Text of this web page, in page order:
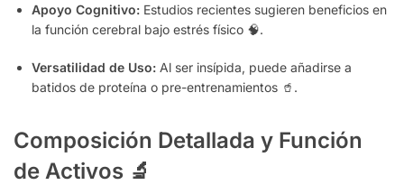
Apoyo Cognitivo: Estudios recientes sugieren beneficios en
la función cerebral bajo estrés físico 🧠.
Versatilidad de Uso: Al ser insípida, puede añadirse a
batidos de proteína o pre-entrenamientos 🥤.
Composición Detallada y Función
de Activos 🔬